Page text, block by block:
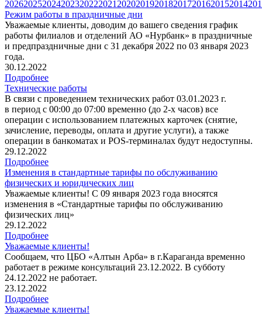
202620252024202320222021 2020201920182017201620152014
Режим работы в праздничные дни
Уважаемые клиенты, доводим до вашего сведения график
работы филиалов и отделений АО «Нурбанк» в праздничные
и предпраздничные дни с 31 декабря 2022 по 03 января 2023
года.
30.12.2022
Подробнее
Технические работы
В связи с проведением технических работ 03.01.2023 г.
в период с 00:00 до 07:00 временно (до 2-х часов) все
операции с использованием платежных карточек (снятие,
зачисление, переводы, оплата и другие услуги), а также
операции в банкоматах и POS-терминалах будут недоступны.
29.12.2022
Подробнее
Изменения в стандартные тарифы по обслуживанию
физических и юридических лиц
Уважаемые клиенты! С 09 января 2023 года вносятся
изменения в «Стандартные тарифы по обслуживанию
физических лиц»
29.12.2022
Подробнее
Уважаемые клиенты!
Сообщаем, что ЦБО «Алтын Арба» в г.Караганда временно
работает в режиме консультаций 23.12.2022. В субботу
24.12.2022 не работает.
23.12.2022
Подробнее
Уважаемые клиенты!